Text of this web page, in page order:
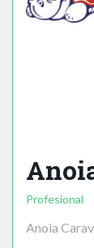
Profesional
Anoia